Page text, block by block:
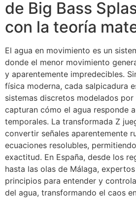
de Big Bass
con la teoría
El agua en movimiento es un
donde el menor movimiento
y aparentemente impredecibles.
física moderna, cada salpicadura
sistemas discretos modelados
capturan cómo el agua responde
temporales. La transformada Z
convertir señales aparentemente
ecuaciones resolubles,
exactitud. En España, desde los
hasta las olas de Málaga,
principios para entender y
del agua, transformando el caos